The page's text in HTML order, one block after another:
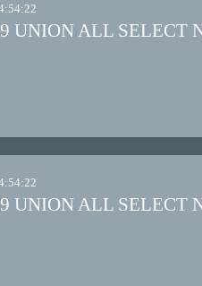
UNION ALL
UNION ALL